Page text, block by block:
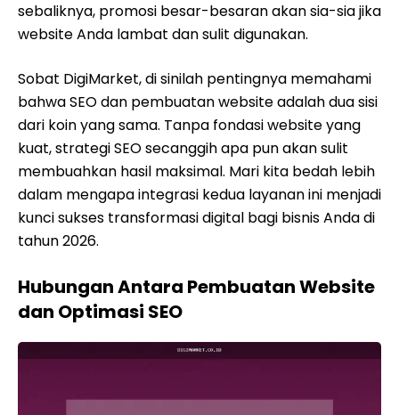
sebaliknya, promosi besar-besaran akan sia-sia jika
website Anda lambat dan sulit digunakan.
Sobat DigiMarket, di sinilah pentingnya memahami
bahwa SEO dan pembuatan website adalah dua sisi
dari koin yang sama. Tanpa fondasi website yang
kuat, strategi SEO secanggih apa pun akan sulit
membuahkan hasil maksimal. Mari kita bedah lebih
dalam mengapa integrasi kedua layanan ini menjadi
kunci sukses transformasi digital bagi bisnis Anda di
tahun 2026.
Hubungan Antara Pembuatan Website
dan Optimasi SEO